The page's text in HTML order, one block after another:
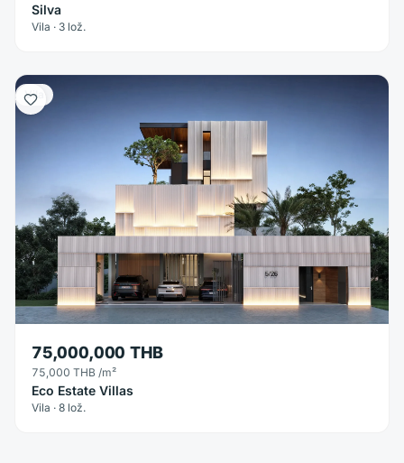
Silva
Vila · 3 lož.
Vila
75,000,000 THB
75,000 THB /m²
Eco Estate Villas
Vila · 8 lož.